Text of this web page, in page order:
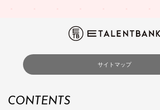
サイトマップ
CONTENTS